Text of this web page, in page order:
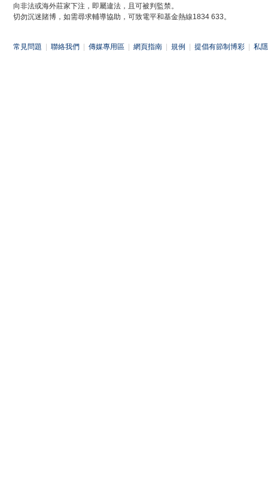
向非法或海外莊家下注，即屬違法，且可被判監禁。
切勿沉迷賭博，如需尋求輔導協助，可致電平和基金熱線1834 633。
常見問題 聯絡我們 傳媒專用區 網頁指南 規例 提倡有節制博彩 私